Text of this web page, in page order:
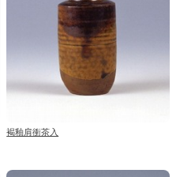
褐釉肩衝茶入